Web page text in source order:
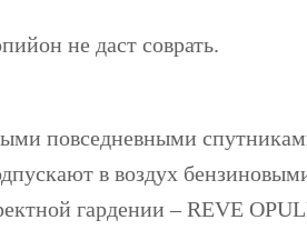
не даст соврать.
повседневными
в воздух
гардении – REVE